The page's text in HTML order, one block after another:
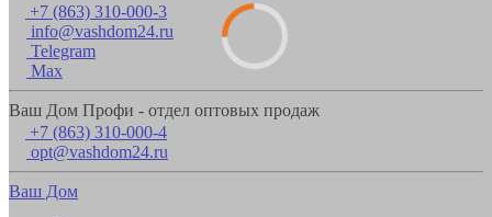
+7 (863) 310-000-3
info@vashdom24.ru
Telegram
Max
Ваш Дом Профи - отдел оптовых продаж
+7 (863) 310-000-4
opt@vashdom24.ru
Ваш Дом